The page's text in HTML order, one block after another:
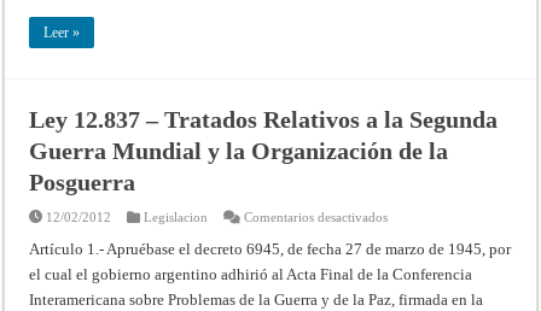
Leer »
Ley 12.837 – Tratados Relativos a la Segunda
Guerra Mundial y la Organización de la
Posguerra
12/02/2012 Legislacion Comentarios desactivadosen
12.837
–
Tratados
a
Artículo 1.- Apruébase el decreto 6945, de fecha 27 de marzo de 1945, por
el cual el gobierno argentino adhirió al Acta Final de la Conferencia
Interamericana sobre Problemas de la Guerra y de la Paz, firmada en la